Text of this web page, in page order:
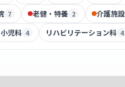
7 老健・特養 2 介護施設
小児科 4 リハビリテーション科 4